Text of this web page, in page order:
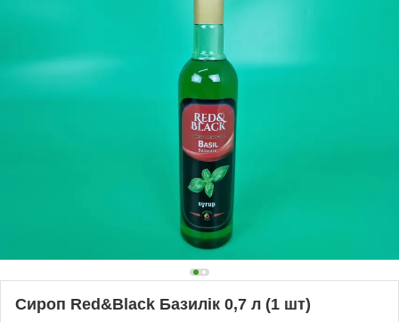
Сироп Red&Black Базилік 0,7 л (1 шт)